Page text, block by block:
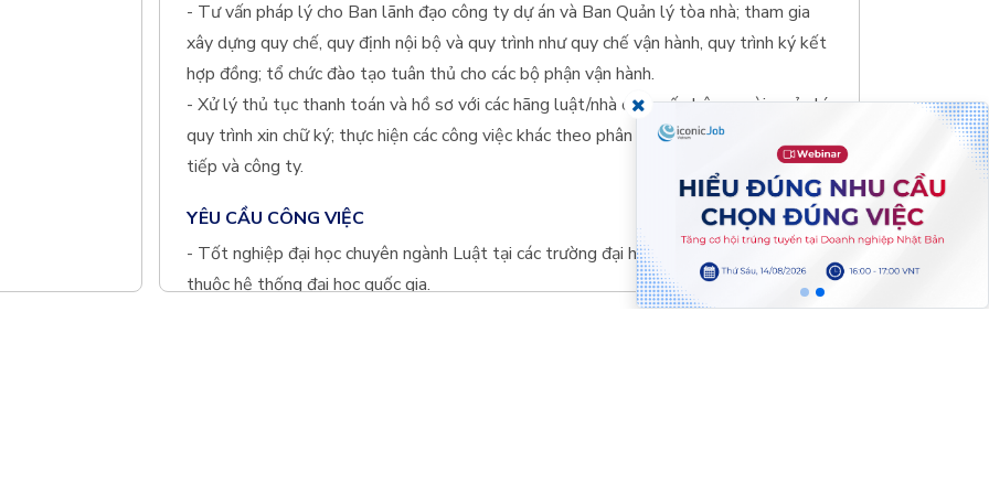
- Tư vấn pháp lý cho Ban lãnh đạo công ty dự án và Ban Quản lý tòa nhà; tham gia
xây dựng quy chế, quy định nội bộ và quy trình như quy chế vận hành, quy trình ký kết
hợp đồng; tổ chức đào tạo tuân thủ cho các bộ phận vận hành.
- Xử lý thủ tục thanh toán và hồ sơ với các hãng luật/nhà cung cấp bên ngoài; quản lý
quy trình xin chữ ký; thực hiện các công việc khác theo phân công của quản lý trực
tiếp và công ty.
YÊU CẦU CÔNG VIỆC
- Tốt nghiệp đại học chuyên ngành Luật tại các trường đại học luật hoặc khoa luật
thuộc hệ thống đại học quốc gia.